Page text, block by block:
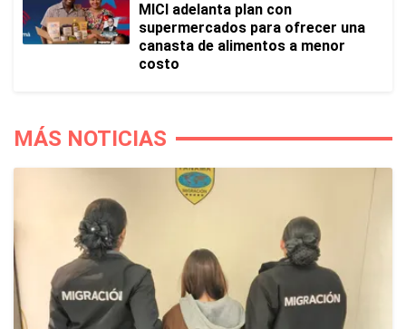
MICI adelanta plan con
supermercados para ofrecer una
canasta de alimentos a menor
costo
MÁS NOTICIAS